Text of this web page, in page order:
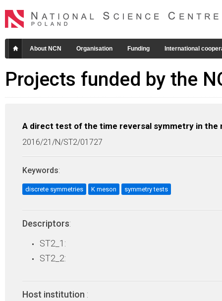
About NCN Organisation Funding International
Projects funded by the
A direct test of the time reversal symmetry in the
2016/21/N/ST2/01727
Keywords:
discrete symmetries K meson symmetry tests
Descriptors:
ST2_1:
ST2_2:
Host institution :